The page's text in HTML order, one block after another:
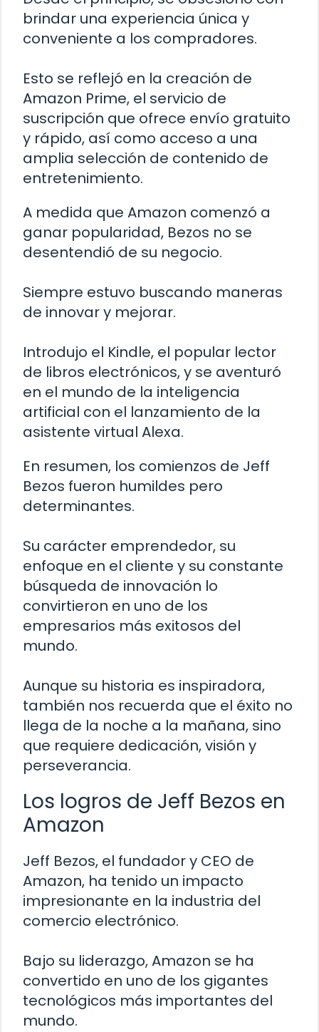
brindar una experiencia única y
conveniente a los compradores.
Esto se reflejó en la creación de
Amazon Prime, el servicio de
suscripción que ofrece envío gratuito
y rápido, así como acceso a una
amplia selección de contenido de
entretenimiento.
A medida que Amazon comenzó a
ganar popularidad, Bezos no se
desentendió de su negocio.
Siempre estuvo buscando maneras
de innovar y mejorar.
Introdujo el Kindle, el popular lector
de libros electrónicos, y se aventuró
en el mundo de la inteligencia
artificial con el lanzamiento de la
asistente virtual Alexa.
En resumen, los comienzos de Jeff
Bezos fueron humildes pero
determinantes.
Su carácter emprendedor, su
enfoque en el cliente y su constante
búsqueda de innovación lo
convirtieron en uno de los
empresarios más exitosos del
mundo.
Aunque su historia es inspiradora,
también nos recuerda que el éxito no
llega de la noche a la mañana, sino
que requiere dedicación, visión y
perseverancia.
Los logros de Jeff Bezos en
Amazon
Jeff Bezos, el fundador y CEO de
Amazon, ha tenido un impacto
impresionante en la industria del
comercio electrónico.
Bajo su liderazgo, Amazon se ha
convertido en uno de los gigantes
tecnológicos más importantes del
mundo.